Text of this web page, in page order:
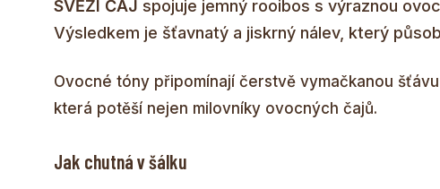
SVĚŽÍ ČAJ spojuje jemný rooibos s výraznou
Výsledkem je šťavnatý a jiskrný nálev, který
Ovocné tóny připomínají čerstvě vymačkanou
která potěší nejen milovníky ovocných čajů.
Jak chutná v šálku